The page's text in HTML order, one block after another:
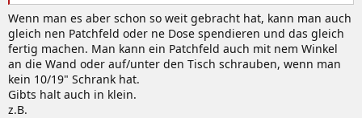
Wenn man es aber schon so weit gebracht hat, kann man auch
gleich nen Patchfeld oder ne Dose spendieren und das gleich
fertig machen. Man kann ein Patchfeld auch mit nem Winkel
an die Wand oder auf/unter den Tisch schrauben, wenn man
kein 10/19" Schrank hat.
Gibts halt auch in klein.
z.B.